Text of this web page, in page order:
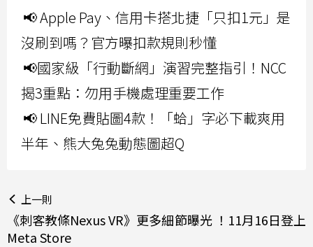
📢 Apple Pay、信用卡搭北捷「只扣1元」是
沒刷到嗎？官方曝扣款規則秒懂
📢國家級「行動斷網」演習完整指引！NCC
揭3重點：勿用手機處理重要工作
📢 LINE免費貼圖4款！「蛤」字必下載爽用
半年、熊大兔兔動態圖超Q
上一則
《刺客教條Nexus VR》更多細節曝光 ！11月16日登上
Meta Store